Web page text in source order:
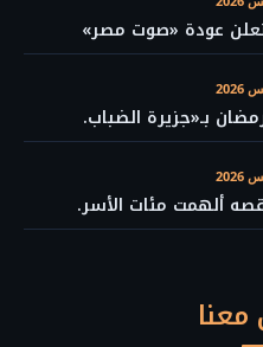
عودة «صوت مصر»
بـ«جزيرة الضباب.
ألهمت مئات الأسر.